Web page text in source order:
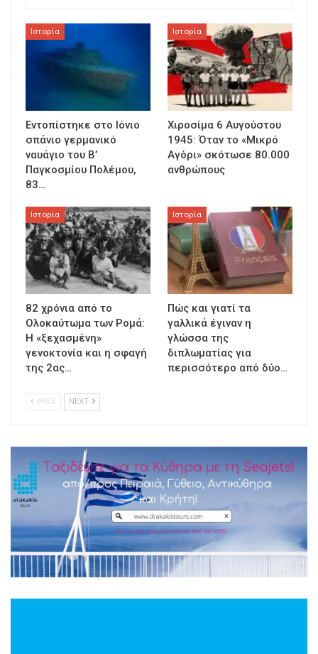
Ιστορία
Εντοπίστηκε στο Ιόνιο
σπάνιο γερμανικό
ναυάγιο του Β’
Παγκοσμίου Πολέμου,
83…
Ιστορία
Χιροσίμα 6 Αυγούστου
1945: Όταν το «Μικρό
Αγόρι» σκότωσε 80.000
ανθρώπους
Ιστορία
82 χρόνια από το
Ολοκαύτωμα των Ρομά:
Η «ξεχασμένη»
γενοκτονία και η σφαγή
της 2ας…
Ιστορία
Πώς και γιατί τα
γαλλικά έγιναν η
γλώσσα της
διπλωματίας για
περισσότερο από δύο…
PREV NEXT